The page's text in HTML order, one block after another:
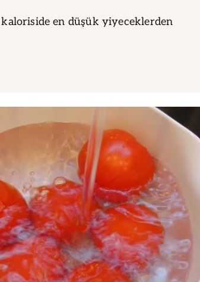
kaloriside en düşük yiyeceklerden